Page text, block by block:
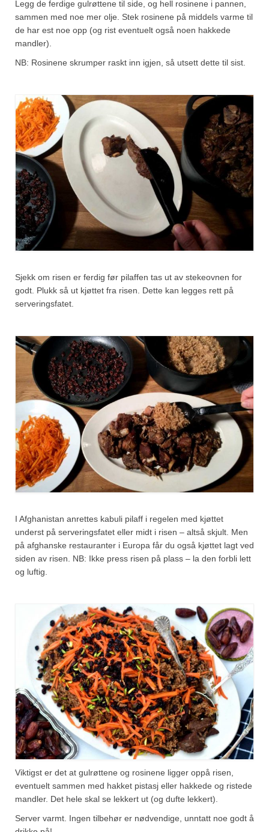
Legg de ferdige gulrøttene til side, og hell rosinene i pannen,
sammen med noe mer olje. Stek rosinene på middels varme til
de har est noe opp (og rist eventuelt også noen hakkede
mandler).
NB: Rosinene skrumper raskt inn igjen, så utsett dette til sist.
Sjekk om risen er ferdig før pilaffen tas ut av stekeovnen for
godt. Plukk så ut kjøttet fra risen. Dette kan legges rett på
serveringsfatet.
I Afghanistan anrettes kabuli pilaff i regelen med kjøttet
underst på serveringsfatet eller midt i risen – altså skjult. Men
på afghanske restauranter i Europa får du også kjøttet lagt ved
siden av risen. NB: Ikke press risen på plass – la den forbli lett
og luftig.
Viktigst er det at gulrøttene og rosinene ligger oppå risen,
eventuelt sammen med hakket pistasj eller hakkede og ristede
mandler. Det hele skal se lekkert ut (og dufte lekkert).
Server varmt. Ingen tilbehør er nødvendige, unntatt noe godt å